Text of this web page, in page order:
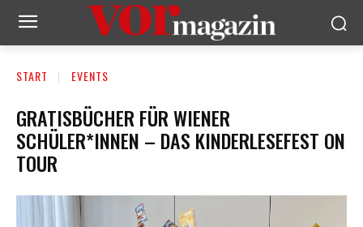
START EVENTS
GRATISBÜCHER FÜR WIENER
SCHÜLER*INNEN – DAS KINDERLESEFEST ON
TOUR